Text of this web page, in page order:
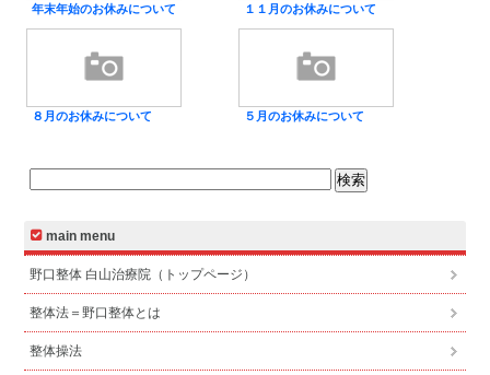
年末年始のお休みについて １１月のお休みについて
８月のお休みについて ５月のお休みについて
main menu
野口整体 白山治療院（トップページ）
整体法＝野口整体とは
整体操法